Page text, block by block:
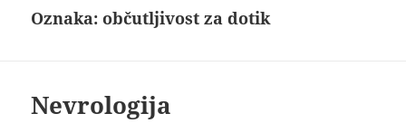
Oznaka:občutljivost za dotik
Nevrologija